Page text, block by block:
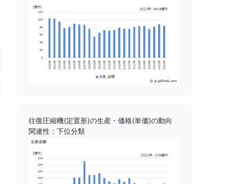
往復圧縮機(定置形)の生産・価格(単価)の動向
関連性：下位分類